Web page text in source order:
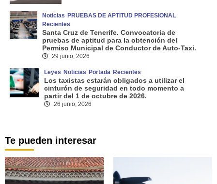
Noticias PRUEBAS DE APTITUD PROFESIONAL
Recientes
Santa Cruz de Tenerife. Convocatoria de
pruebas de aptitud para la obtención del
Permiso Municipal de Conductor de Auto-Taxi.
29 junio, 2026
Leyes Noticias Portada Recientes
Los taxistas estarán obligados a utilizar el
cinturón de seguridad en todo momento a
partir del 1 de octubre de 2026.
26 junio, 2026
Te pueden interesar